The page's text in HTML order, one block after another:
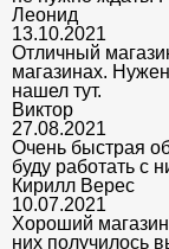
Леонид
13.10.2021
Отличный
магазинах.
нашел тут.
Виктор
27.08.2021
Очень быстрая
буду работать с
Кирилл Верес
10.07.2021
Хороший
них получилось